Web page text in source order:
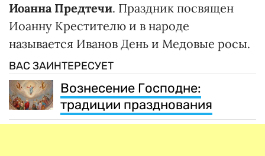
Иоанна Предтечи. Праздник посвящен
Иоанну Крестителю и в народе
называется Иванов День и Медовые росы.
ВАС ЗАИНТЕРЕСУЕТ
Вознесение Господне:
традиции празднования